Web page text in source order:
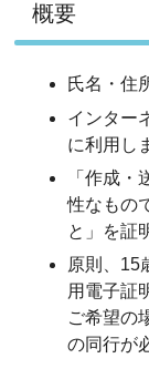
概要
氏名・住
インター
に利用し
「作成
性なもの
と」を証
原則、15
用電子証
ご希望の
の同行が